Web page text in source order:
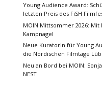
Young Audience Award:
letzten Preis des FiSH
MOIN Mittsommer 2026:
Kampnagel
Neue Kuratorin für Young
die Nordischen Filmtage
Neu an Bord bei MOIN:
NEST